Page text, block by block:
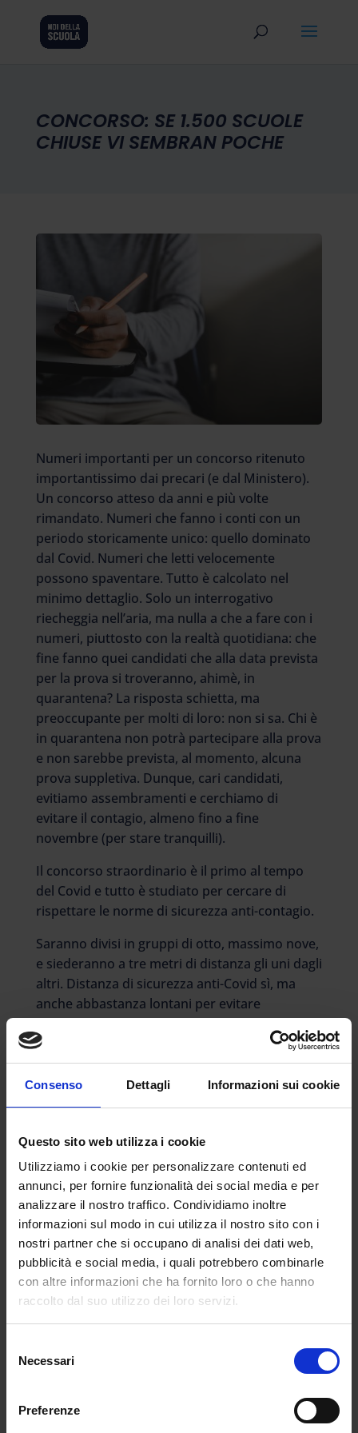
Consenso Dettagli Informazioni sui cookie
Questo sito web utilizza i cookie
Utilizziamo i cookie per personalizzare contenuti ed
annunci, per fornire funzionalità dei social media e per
analizzare il nostro traffico. Condividiamo inoltre
informazioni sul modo in cui utilizza il nostro sito con i
nostri partner che si occupano di analisi dei dati web,
pubblicità e social media, i quali potrebbero combinarle
con altre informazioni che ha fornito loro o che hanno
raccolto dal suo utilizzo dei loro servizi.
delNecessari
Preferenze
CONCORSO: SE 1.500 SCUOLE
CHIUSE VI SEMBRAN POCHE
Numeri importanti per un concorso ritenuto
importantissimo dai precari (e dal Ministero).
Un concorso atteso da anni e più volte
rimandato. Numeri che fanno i conti con un
periodo storicamente unico: quello dominato
dal Covid. Numeri che letti velocemente
possono spaventare. Tutto è calcolato nel
minimo dettaglio. Solo un interrogativo
riecheggia nell’aria, ma nulla a che a fare con i
numeri, piuttosto con la realtà quotidiana: che
fine fanno quei candidati che alla data prevista
per la prova si troveranno, ahimè, in
quarantena? La risposta schietta, ma
preoccupante per molti di loro: non si sa. Chi è
in quarantena non potrà partecipare alla prova
e non sarebbe prevista, al momento, alcuna
prova suppletiva. Dunque, cari candidati,
evitiamo assembramenti e cerchiamo di
evitare il contagio, almeno fino a fine
novembre (per stare tranquilli).
Il concorso straordinario è il primo al tempo
del Covid e tutto è studiato per cercare di
rispettare le norme di sicurezza anti-contagio.
Saranno divisi in gruppi di otto, massimo nove,
e siederanno a tre metri di distanza gli uni dagli
altri. Distanza di sicurezza anti-Covid sì, ma
anche abbastanza lontani per evitare
suggerimenti. La prova sarà svolta su di un
computer-based. Gli oltre 64mila docenti
precari, che sognano il ruolo nella scuola
secondaria di Primo e Secondo grado, si
recheranno in una delle 7.500 aule allestite ad
straordinario. Aule che interesseranno ben
1,500 scuole e che verranno immediatamente
sanificate appena i candidati usciranno, per
consentire il prima possibile il rientro in classe
degli studenti in piena sicurezza. Prima di
sedersi agli aspiranti docenti sarà controllata la
temperatura con i termoscanner: chi ha febbre
da 37,5 in su o semplice sintomatologia
respiratoria non potrà accedere. In attesa che
le date ufficiali e precise siano pubblicate nella
martedì 29 settembre, la pubblicazione)
percepire l’importanza del concorso.